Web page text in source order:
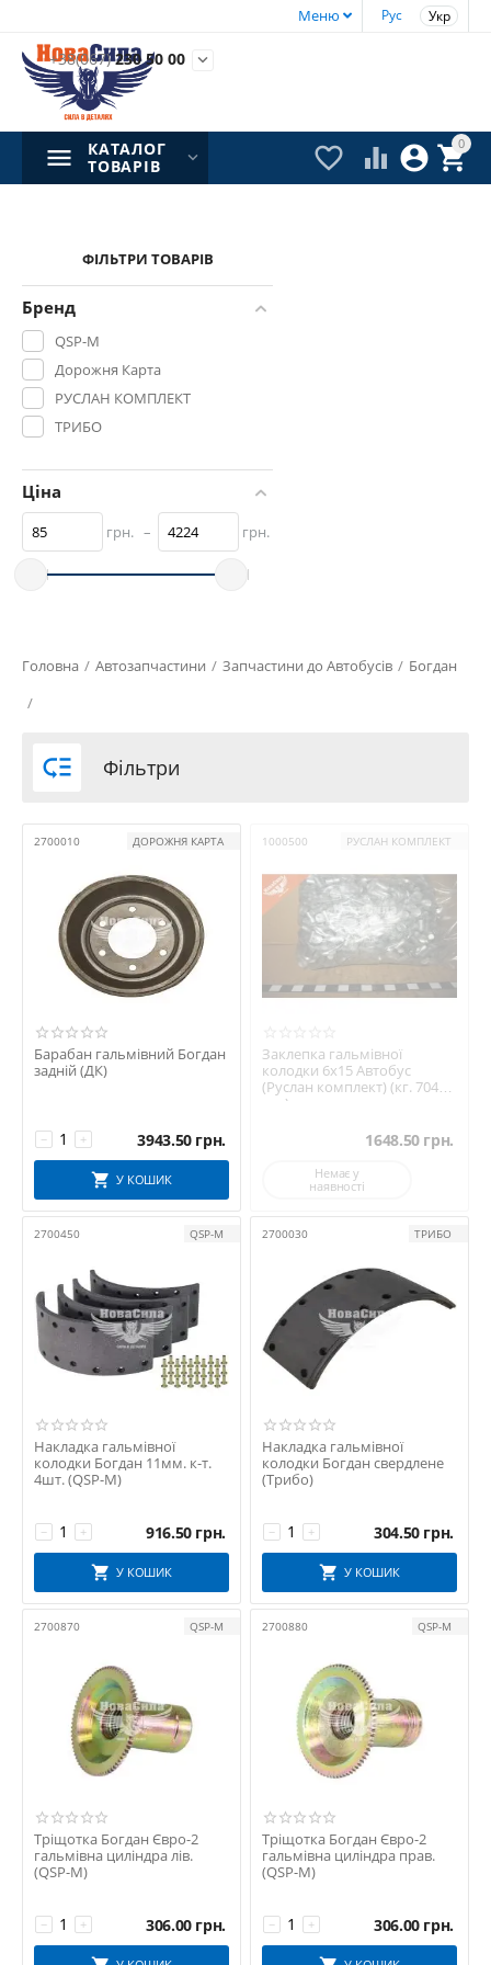
Рус Укр
Меню
+38(067)230 50 00 
0


 
КАТАЛОГ
ТОВАРІВ
ФІЛЬТРИ ТОВАРІВ
Бренд
QSP-M
Дорожня Карта
РУСЛАН КОМПЛЕКТ
ТРИБО
Ціна
грн. – грн.
Головна / Автозапчастини / Запчастини до Автобусів / Богдан
/
 Фільтри
2700010 ДОРОЖНЯ КАРТА
Барабан гальмівний Богдан
задній (ДК)
+
− 3943.50 грн.
У КОШИК
1000500 РУСЛАН КОМПЛЕКТ
Заклепка гальмівної
колодки 6х15 Автобус
(Руслан комплект) (кг. 704
шт.)
1648.50 грн.
Немає у
наявності
2700450 QSP-M
Накладка гальмівної
колодки Богдан 11мм. к-т.
4шт. (QSP-M)
+
− 916.50 грн.
У КОШИК
2700030 ТРИБО
Накладка гальмівної
колодки Богдан свердлене
(Трибо)
+
− 304.50 грн.
У КОШИК
2700870 QSP-M
Тріщотка Богдан Євро-2
гальмівна циліндра лів.
(QSP-M)
+
− 306.00 грн.
2700880 QSP-M
Тріщотка Богдан Євро-2
гальмівна циліндра прав.
(QSP-M)
+
− 306.00 грн.